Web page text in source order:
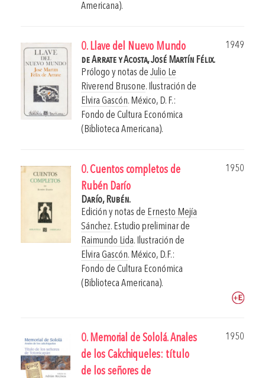
Americana).
0. Llave del Nuevo Mundo
1949
de Arrate y Acosta, José Martín Félix.
Prólogo y notas de Julio Le
Riverend Brusone. Ilustración de
Elvira Gascón. México, D. F.:
Fondo de Cultura Económica
(Biblioteca Americana).
0. Cuentos completos de
Rubén Darío
1950
Darío, Rubén.
Edición y notas de Ernesto Mejía
Sánchez. Estudio preliminar de
Raimundo Lida. Ilustración de
Elvira Gascón. México, D.F.:
Fondo de Cultura Económica
(Biblioteca Americana).
0. Memorial de Sololá. Anales
de los Cakchiqueles: título
de los señores de
1950